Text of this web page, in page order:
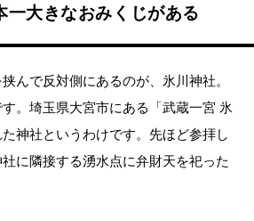
一大きなおみくじがある
んで反対側にあるのが、氷川神社。
す。埼玉県大宮市にある「武蔵一宮 氷
神社というわけです。先ほど参拝し
に隣接する湧水点に弁財天を祀った